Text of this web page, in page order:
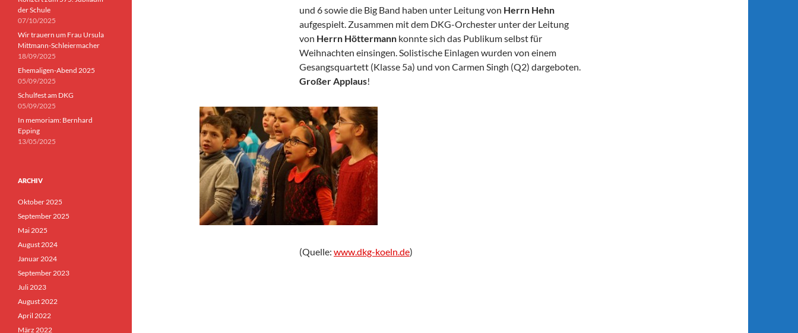
und 6 sowie die Big Band haben unter Leitung von Herrn Hehn
aufgespielt. Zusammen mit dem DKG-Orchester unter der Leitung
von Herrn Höttermann konnte sich das Publikum selbst für
Weihnachten einsingen. Solistische Einlagen wurden von einem
Gesangsquartett (Klasse 5a) und von Carmen Singh (Q2) dargeboten.
Großer Applaus!
(Quelle: www.dkg-koeln.de)
der Schule
07/10/2025
Wir trauern um Frau Ursula
Mittmann-Schleiermacher
18/09/2025
Ehemaligen-Abend 2025
05/09/2025
Schulfest am DKG
05/09/2025
In memoriam: Bernhard
Epping
13/05/2025
ARCHIV
Oktober 2025
September 2025
Mai 2025
August 2024
Januar 2024
September 2023
Juli 2023
August 2022
April 2022
März 2022